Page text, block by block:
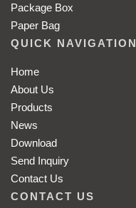
Package Box
Paper Bag
QUICK NAVIGATION
Home
About Us
Products
News
Download
Send Inquiry
Contact Us
CONTACT US